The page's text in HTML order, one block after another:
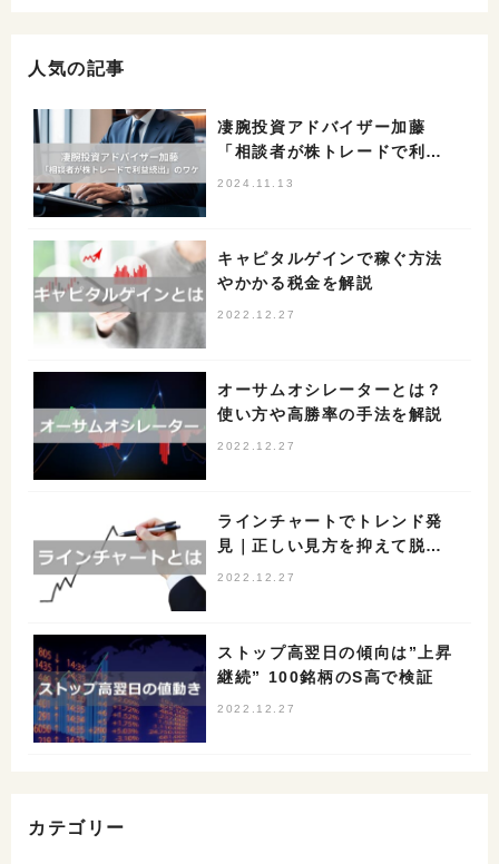
人気の記事
凄腕投資アドバイザー加藤
「相談者が株トレードで利益
続出」のワケ
2024.11.13
キャピタルゲインで稼ぐ方法
やかかる税金を解説
2022.12.27
オーサムオシレーターとは？
使い方や高勝率の手法を解説
2022.12.27
ラインチャートでトレンド発
見｜正しい見方を抑えて脱初
心者しよう
2022.12.27
ストップ高翌日の傾向は”上昇
継続” 100銘柄のS高で検証
2022.12.27
カテゴリー